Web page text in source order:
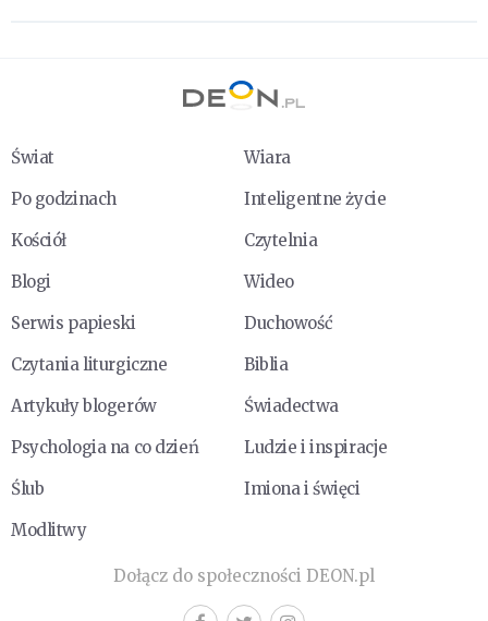
Świat
Wiara
Po godzinach
Inteligentne życie
Kościół
Czytelnia
Blogi
Wideo
Serwis papieski
Duchowość
Czytania liturgiczne
Biblia
Artykuły blogerów
Świadectwa
Psychologia na co dzień
Ludzie i inspiracje
Ślub
Imiona i święci
Modlitwy
Dołącz do społeczności DEON.pl